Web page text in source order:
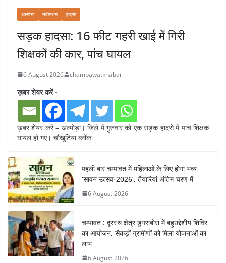
अल्मोड़ा नवीनतम हादसा
सड़क हादसा: 16 फीट गहरी खाई में गिरी
शिक्षकों की कार, पांच घायल
6 August 2026 champawatkhabar
ख़बर शेयर करें -
ख़बर शेयर करें – अल्मोड़ा। जिले में गुरुवार को एक सड़क हादसे में पांच शिक्षक
घायल हो गए। चौखुटिया ब्लॉक
पहली बार चम्पावत में महिलाओं के लिए होगा भव्य
‘सावन उत्सव-2026’, तैयारियां अंतिम चरण में
6 August 2026
चम्पावत : दूरस्थ क्षेत्र डुंगराबोरा में बहुउद्देशीय शिविर
का आयोजन, सैकड़ों ग्रामीणों को मिला योजनाओं का
लाभ
6 August 2026